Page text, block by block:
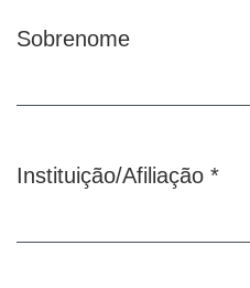
Sobrenome
Instituição/Afiliação *